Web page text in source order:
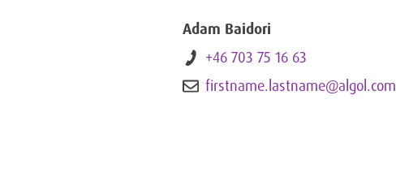
Adam Baidori
+46 703 75 16 63
firstname.lastname@algol.com